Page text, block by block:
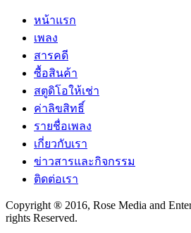
หน้าแรก
เพลง
สารคดี
ซื้อสินค้า
สตูดิโอให้เช่า
ค่าลิขสิทธิ์
รายชื่อเพลง
เกี่ยวกับเรา
ข่าวสารและกิจกรรม
ติดต่อเรา
Copyright ® 2016, Rose Media and
rights Reserved.